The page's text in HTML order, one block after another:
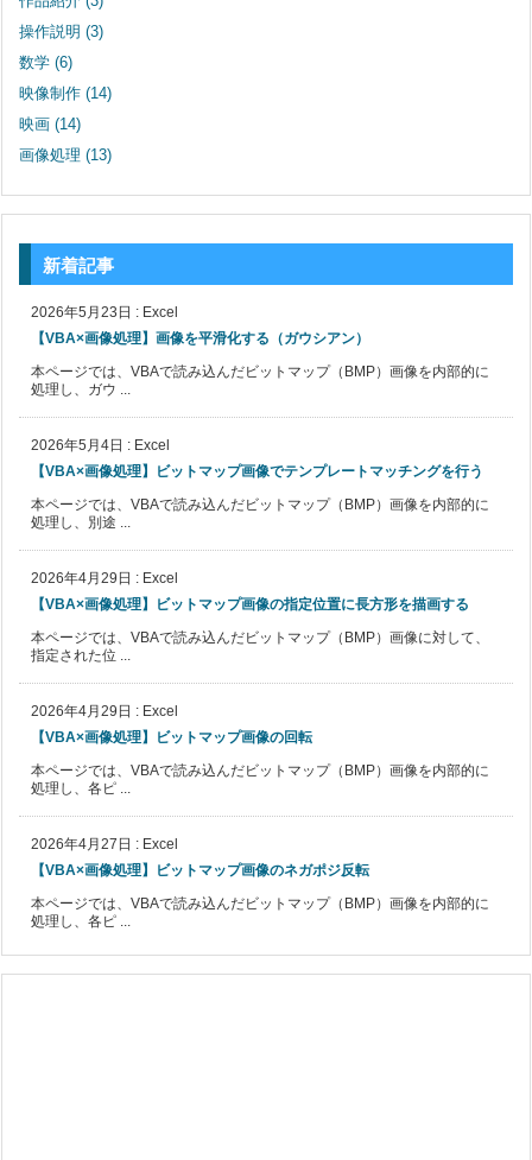
操作説明 (3)
数学 (6)
映像制作 (14)
映画 (14)
画像処理 (13)
新着記事
2026年5月23日 : Excel
【VBA×画像処理】画像を平滑化する（ガウシアン）
本ページでは、VBAで読み込んだビットマップ（BMP）画像を内部的に
処理し、ガウ ...
2026年5月4日 : Excel
【VBA×画像処理】ビットマップ画像でテンプレートマッチングを行う
本ページでは、VBAで読み込んだビットマップ（BMP）画像を内部的に
処理し、別途 ...
2026年4月29日 : Excel
【VBA×画像処理】ビットマップ画像の指定位置に長方形を描画する
本ページでは、VBAで読み込んだビットマップ（BMP）画像に対して、
指定された位 ...
2026年4月29日 : Excel
【VBA×画像処理】ビットマップ画像の回転
本ページでは、VBAで読み込んだビットマップ（BMP）画像を内部的に
処理し、各ピ ...
2026年4月27日 : Excel
【VBA×画像処理】ビットマップ画像のネガポジ反転
本ページでは、VBAで読み込んだビットマップ（BMP）画像を内部的に
処理し、各ピ ...